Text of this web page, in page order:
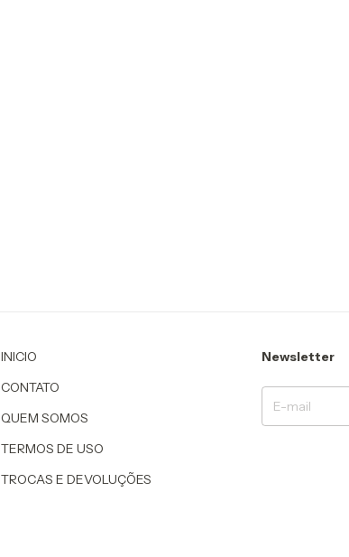
INICIO
CONTATO
QUEM SOMOS
TERMOS DE USO
TROCAS E DEVOLUÇÕES
Newsletter